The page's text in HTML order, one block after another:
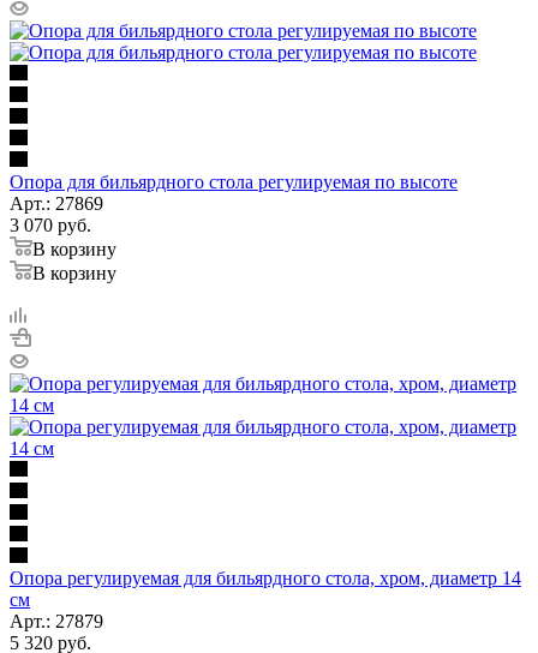
Опора для бильярдного стола регулируемая по высоте
Арт.: 27869
3 070 руб.
В корзину
В корзину
Опора регулируемая для бильярдного стола, хром, диаметр 14
см
Арт.: 27879
5 320 руб.